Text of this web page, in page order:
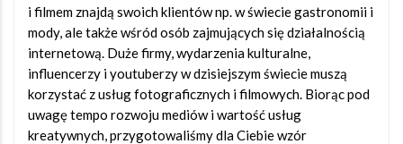
i filmem znajdą swoich klientów np. w świecie gastronomii i
mody, ale także wśród osób zajmujących się działalnością
internetową. Duże firmy, wydarzenia kulturalne,
influencerzy i youtuberzy w dzisiejszym świecie muszą
korzystać z usług fotograficznych i filmowych. Biorąc pod
uwagę tempo rozwoju mediów i wartość usług
kreatywnych, przygotowaliśmy dla Ciebie wzór